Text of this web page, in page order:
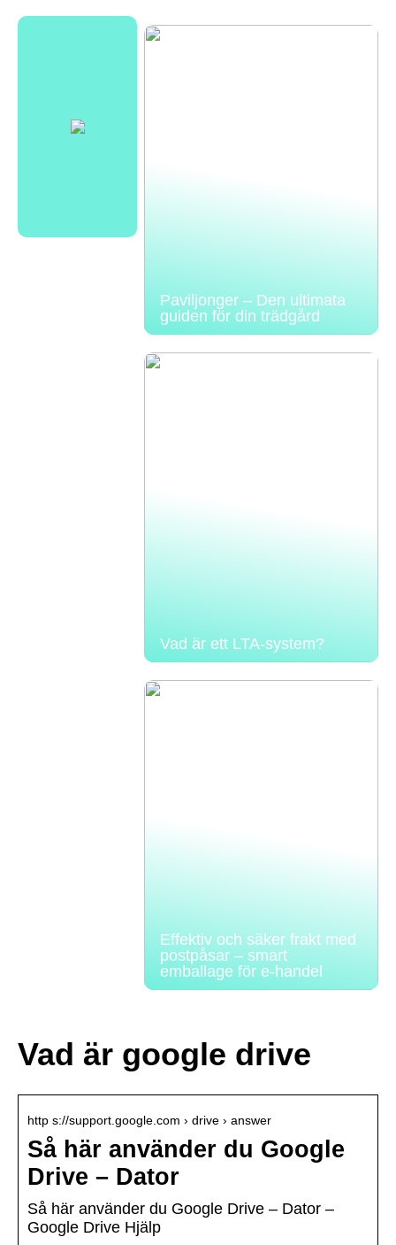
Paviljonger – Den ultimata
guiden för din trädgård
Vad är ett LTA-system?
Effektiv och säker frakt med
postpåsar – smart
emballage för e-handel
Vad är google drive
http s://support.google.com › drive › answer
Så här använder du Google
Drive – Dator
Så här använder du Google Drive – Dator –
Google Drive Hjälp